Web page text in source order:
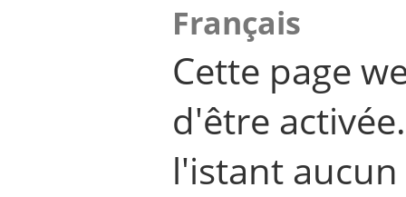
Français
Cette page
d'être
l'istant